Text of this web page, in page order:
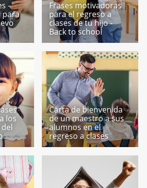
-
para
Frases motivadoras
para el regreso a
clases de tu hijo -
Back to school
los
Carta de bienvenida
de un maestro a sus
alumnos en el
regreso a clases